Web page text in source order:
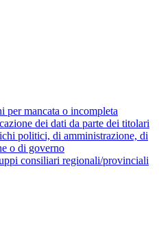
per mancata o incompleta
dei dati da parte dei titolari
politici, di amministrazione, di
o di governo
consiliari regionali/provinciali